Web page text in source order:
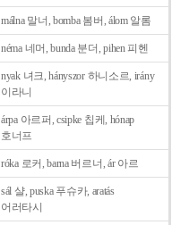
málna 말너, bomba 봄버, álom 알롬
néma 네머, bunda 분더, pihen 피헨
nyak 녀크, hányszor 하니소르, irány
이라니
árpa 아르퍼, csipke 칩케, hónap
호너프
róka 로커, barna 버르너, ár 아르
sál 샬, puska 푸슈카, aratás
어러타시